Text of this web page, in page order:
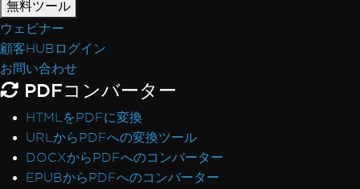
無料ツール
ウェビナー
顧客HUBログイン
お問い合わせ
PDFコンバーター
HTMLをPDFに変換
URLからPDFへの変換ツール
DOCXからPDFへのコンバーター
EPUBからPDFへのコンバーター